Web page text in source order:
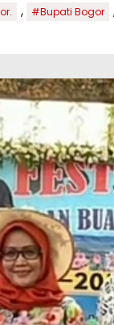
, #Bupati Bogor